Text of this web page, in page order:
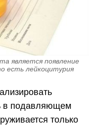
является появление
есть лейкоцитурия
в подавляющем
только